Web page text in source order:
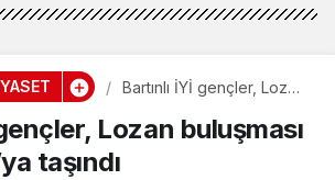
Bartınlı İYİ gençler, Lozan
taşındı
Lozan buluşması
taşındı